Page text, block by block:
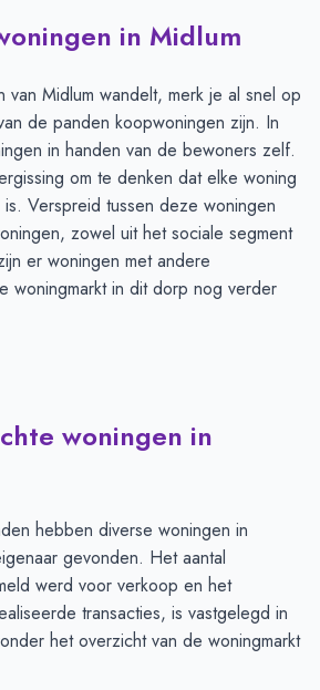
in Midlum
Midlum wandelt, merk je al snel op
de panden koopwoningen zijn. In
in handen van de bewoners zelf.
om te denken dat elke woning
Verspreid tussen deze woningen
zowel uit het sociale segment
er woningen met andere
woningmarkt in dit dorp nog verder
woningen in
hebben diverse woningen in
gevonden. Het aantal
werd voor verkoop en het
transacties, is vastgelegd in
het overzicht van de woningmarkt